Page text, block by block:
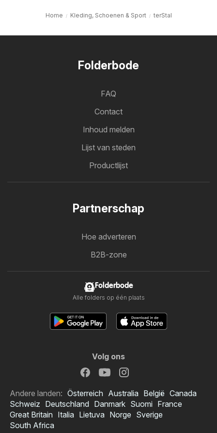
Home Kleding, Schoenen & Sport terStal
Folderbode
FAQ
Contact
Inhoud melden
Lijst van steden
Productlijst
Partnerschap
Hoe adverteren
B2B-zone
Folderbode
Alle folders op één plaats
Volg ons
Andere landen: Österreich Australia België Canada
Schweiz Deutschland Danmark Suomi France
Great Britain Italia Lietuva Norge Sverige
South Africa